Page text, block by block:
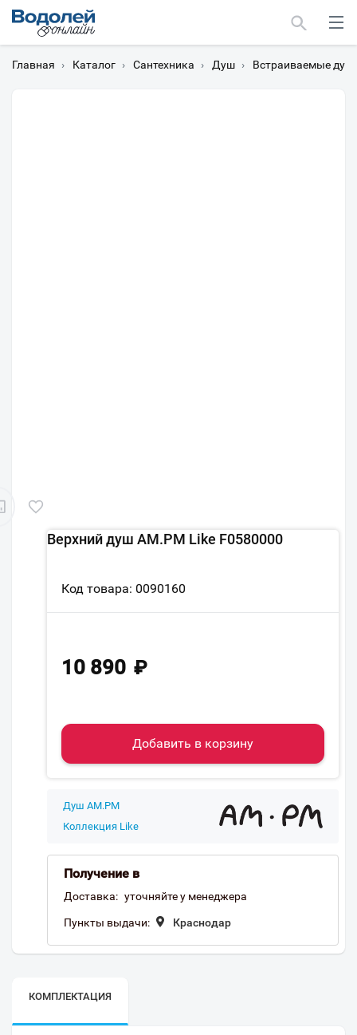
Главная › Каталог › Сантехника › Душ › Встраиваемые
Верхний душ AM.PM Like F0580000
Код товара: 0090160
10 890 ₽
Добавить в корзину
Душ AM.PM
Коллекция Like
Получение в
Доставка: уточняйте у менеджера
Пункты выдачи: Краснодар
КОМПЛЕКТАЦИЯ